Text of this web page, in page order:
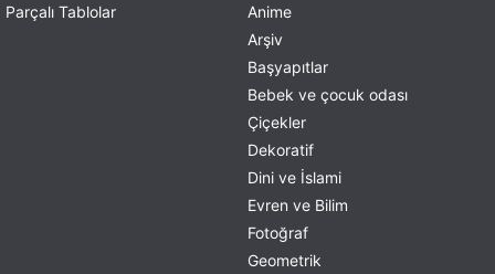
Parçalı Tablolar
Anime
Arşiv
Başyapıtlar
Bebek ve çocuk odası
Çiçekler
Dekoratif
Dini ve İslami
Evren ve Bilim
Fotoğraf
Geometrik